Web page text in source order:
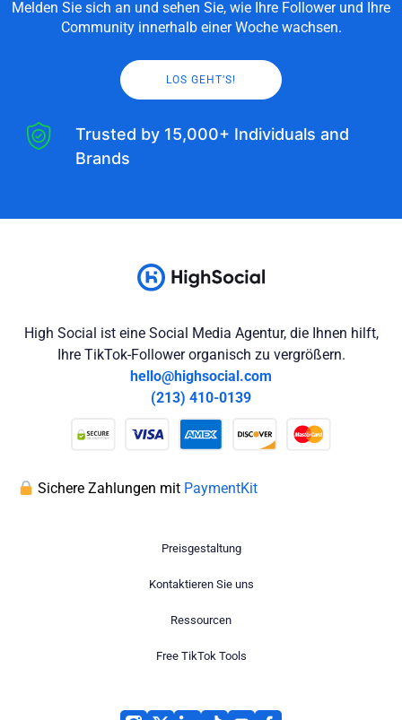
Melden Sie sich an und sehen Sie, wie Ihre Follower und Ihre
Community innerhalb einer Woche wachsen.
LOS GEHT’S!
Trusted by 15,000+ Individuals and
Brands
High Social ist eine Social Media Agentur, die Ihnen hilft,
Ihre TikTok-Follower organisch zu vergrößern.
hello@highsocial.com
(213) 410-0139
Sichere Zahlungen mit PaymentKit
Preisgestaltung
Kontaktieren Sie uns
Ressourcen
Free TikTok Tools